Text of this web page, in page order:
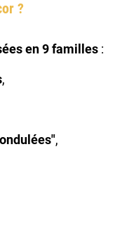
?
en 9 familles :
,
,